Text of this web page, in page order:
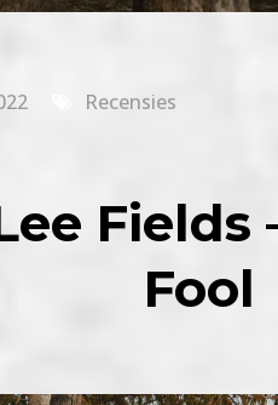
Recensies
Fool